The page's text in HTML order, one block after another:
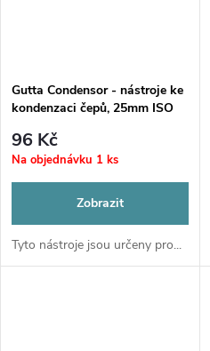
Gutta Condensor - nástroje ke
kondenzaci čepů, 25mm ISO
96 Kč
Na objednávku 1 ks
Zobrazit
Tyto nástroje jsou určeny pro...